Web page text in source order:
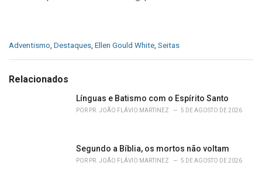
C
e
Adventismo, Destaques, Ellen Gould White, Seitas
Relacionados
Línguas e Batismo com o Espírito Santo
POR PR. JOÃO FLÁVIO MARTINEZ 5 DE AGOSTO DE 2026
Segundo a Bíblia, os mortos não voltam
POR PR. JOÃO FLÁVIO MARTINEZ 5 DE AGOSTO DE 2026